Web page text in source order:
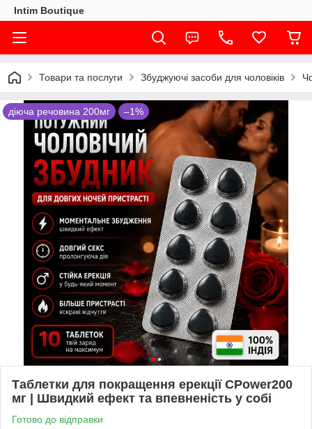
Intim Boutique
Товари та послуги Збуджуючі засоби для чоловіків
діюча речовина 200мг –1%
Таблетки для покращення ерекції CPower200
мг | Швидкий ефект та впевненість у собі
Готово до відправки